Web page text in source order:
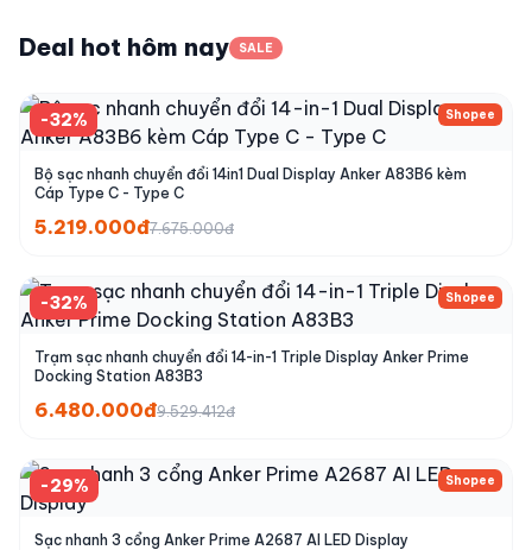
Deal hot hôm nay SALE
-32% Shopee
Bộ sạc nhanh chuyển đổi 14in1 Dual Display Anker A83B6 kèm
Cáp Type C - Type C
5.219.000đ7.675.000đ
-32% Shopee
Trạm sạc nhanh chuyển đổi 14-in-1 Triple Display Anker Prime
Docking Station A83B3
6.480.000đ9.529.412đ
-29% Shopee
Sạc nhanh 3 cổng Anker Prime A2687 AI LED Display